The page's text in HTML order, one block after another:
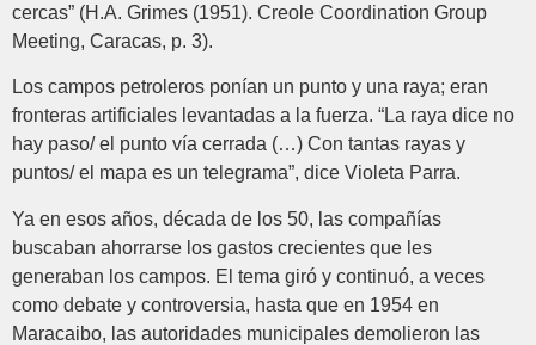
cercas” (H.A. Grimes (1951). Creole Coordination Group
Meeting, Caracas, p. 3).
Los campos petroleros ponían un punto y una raya; eran
fronteras artificiales levantadas a la fuerza. “La raya dice no
hay paso/ el punto vía cerrada (…) Con tantas rayas y
puntos/ el mapa es un telegrama”, dice Violeta Parra.
Ya en esos años, década de los 50, las compañías
buscaban ahorrarse los gastos crecientes que les
generaban los campos. El tema giró y continuó, a veces
como debate y controversia, hasta que en 1954 en
Maracaibo, las autoridades municipales demolieron las